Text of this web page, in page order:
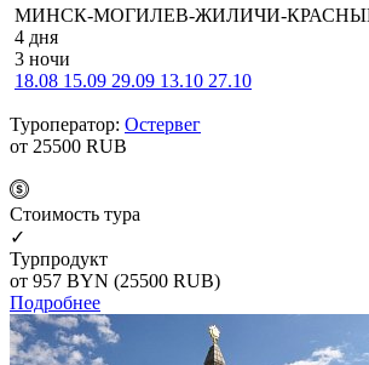
МИНСК-МОГИЛЕВ-ЖИЛИЧИ-
4 дня
3 ночи
18.08 15.09 29.09 13.10 27.10
Туроператор: Остервег
от 25500 RUB
Cтоимость тура
✓
Турпродукт
от 957 BYN (25500 RUB)
Подробнее